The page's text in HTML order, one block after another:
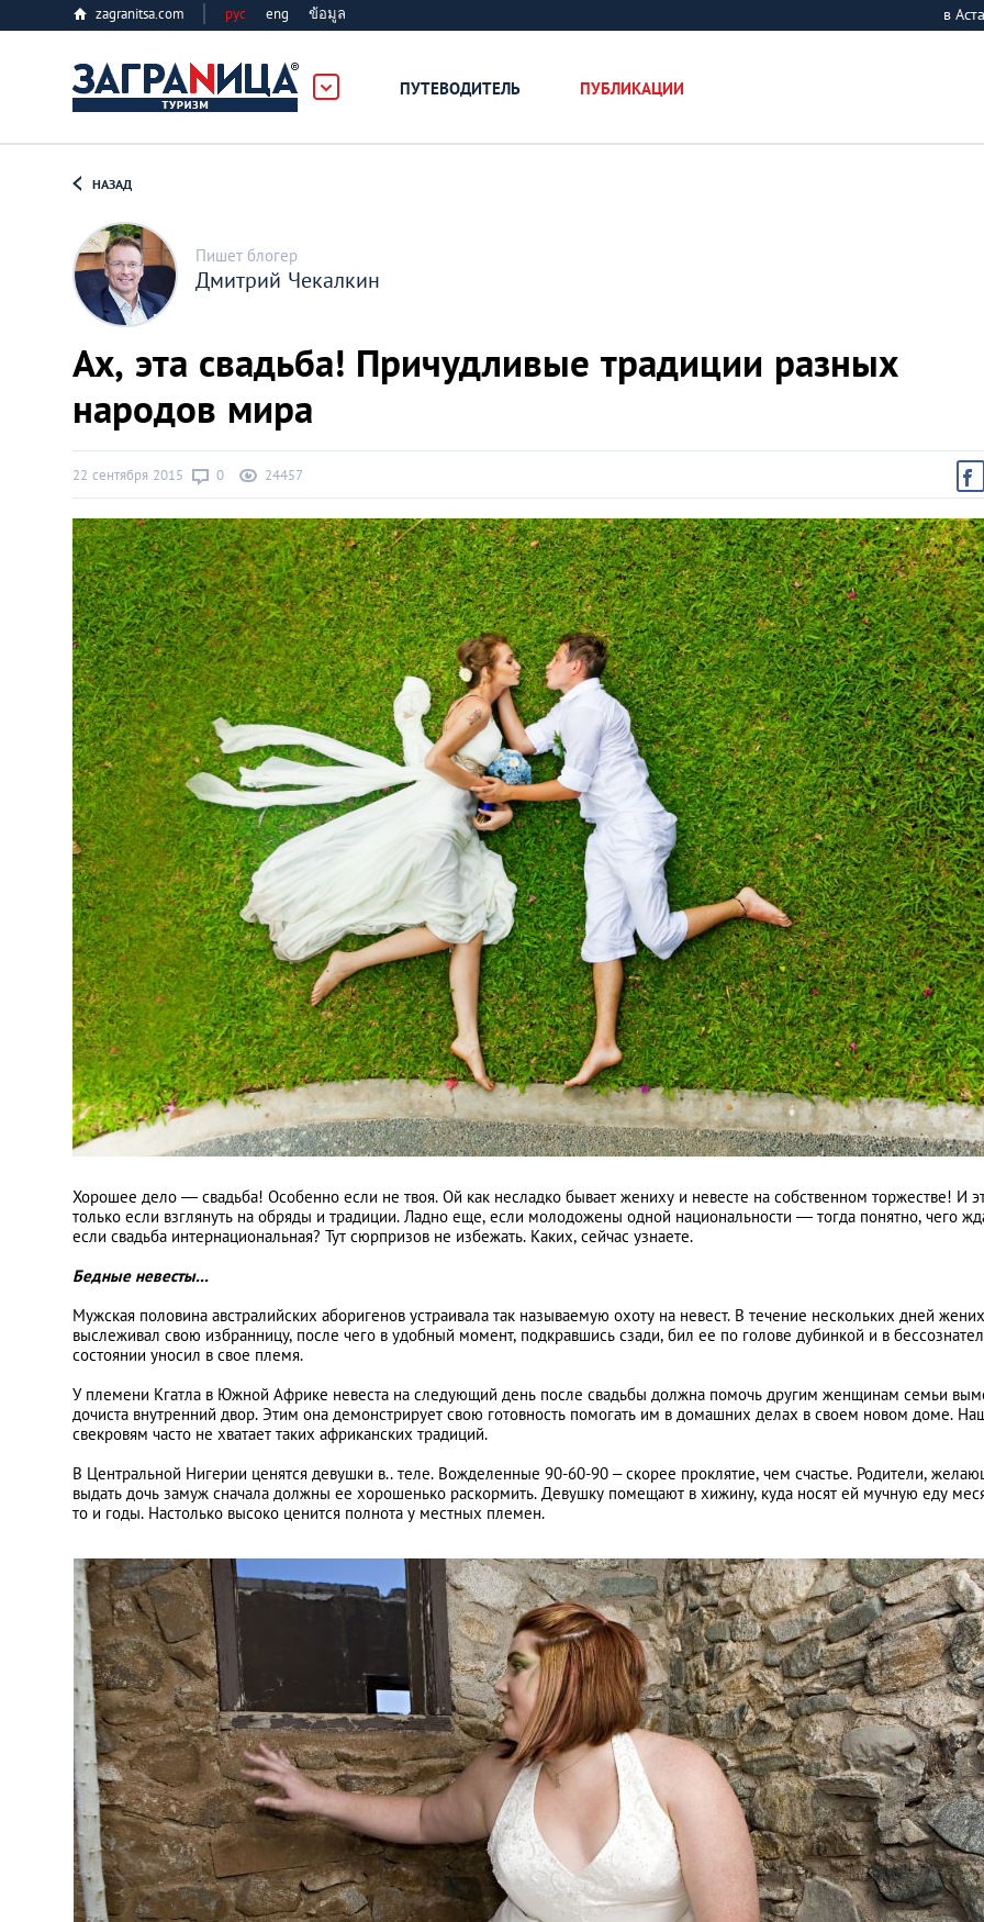
zagranitsa.com рус eng ข้อมูล в
ПУТЕВОДИТЕЛЬ ПУБЛИКАЦИИ
Астана
Афины
Киев
Лондон
Лос-Анджелес
Москва
Париж
Паттайя
Пхукет
Санкт-Петербург
НАЗАД
Пишет блогер
Дмитрий Чекалкин
Ах, эта свадьба! Причудливые традиции разных
народов мира
22 сентября 2015 0 24457
Хорошее дело — свадьба! Особенно если не твоя. Ой как несладко бывает жениху и невесте на собственном торжестве! И
только если взглянуть на обряды и традиции. Ладно еще, если молодожены одной национальности — тогда понятно, чего
если свадьба интернациональная? Тут сюрпризов не избежать. Каких, сейчас узнаете.
Бедные невесты...
Мужская половина австралийских аборигенов устраивала так называемую охоту на невест. В течение нескольких дней жених
выслеживал свою избранницу, после чего в удобный момент, подкравшись сзади, бил ее по голове дубинкой и в
состоянии уносил в свое племя.
У племени Кгатла в Южной Африке невеста на следующий день после свадьбы должна помочь другим женщинам семьи
дочиста внутренний двор. Этим она демонстрирует свою готовность помогать им в домашних делах в своем новом доме.
свекровям часто не хватает таких африканских традиций.
В Центральной Нигерии ценятся девушки в.. теле. Вожделенные 90-60-90 – скорее проклятие, чем счастье. Родители,
выдать дочь замуж сначала должны ее хорошенько раскормить. Девушку помещают в хижину, куда носят ей мучную еду
то и годы. Настолько высоко ценится полнота у местных племен.
Бассейны в
спорт премиум-